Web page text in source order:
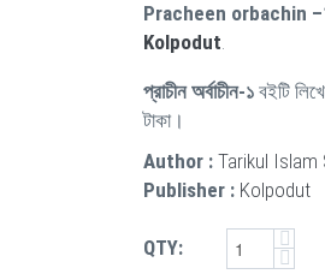
Pracheen orbachin
Kolpodut.
প্রাচীন অর্বাচীন-১ বইটি
টাকা।
Author : Tarikul Islam
Publisher : Kolpodut
QTY: